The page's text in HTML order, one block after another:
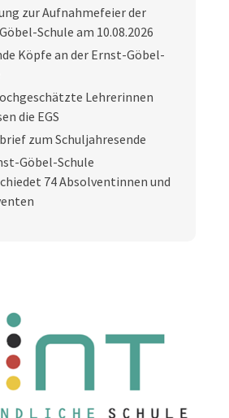
zur Aufnahmefeier der
Schule am 10.08.2026
Köpfe an der Ernst-Göbel-
Lehrerinnen
die EGS
zum Schuljahresende
Göbel-Schule
74 Absolventinnen und